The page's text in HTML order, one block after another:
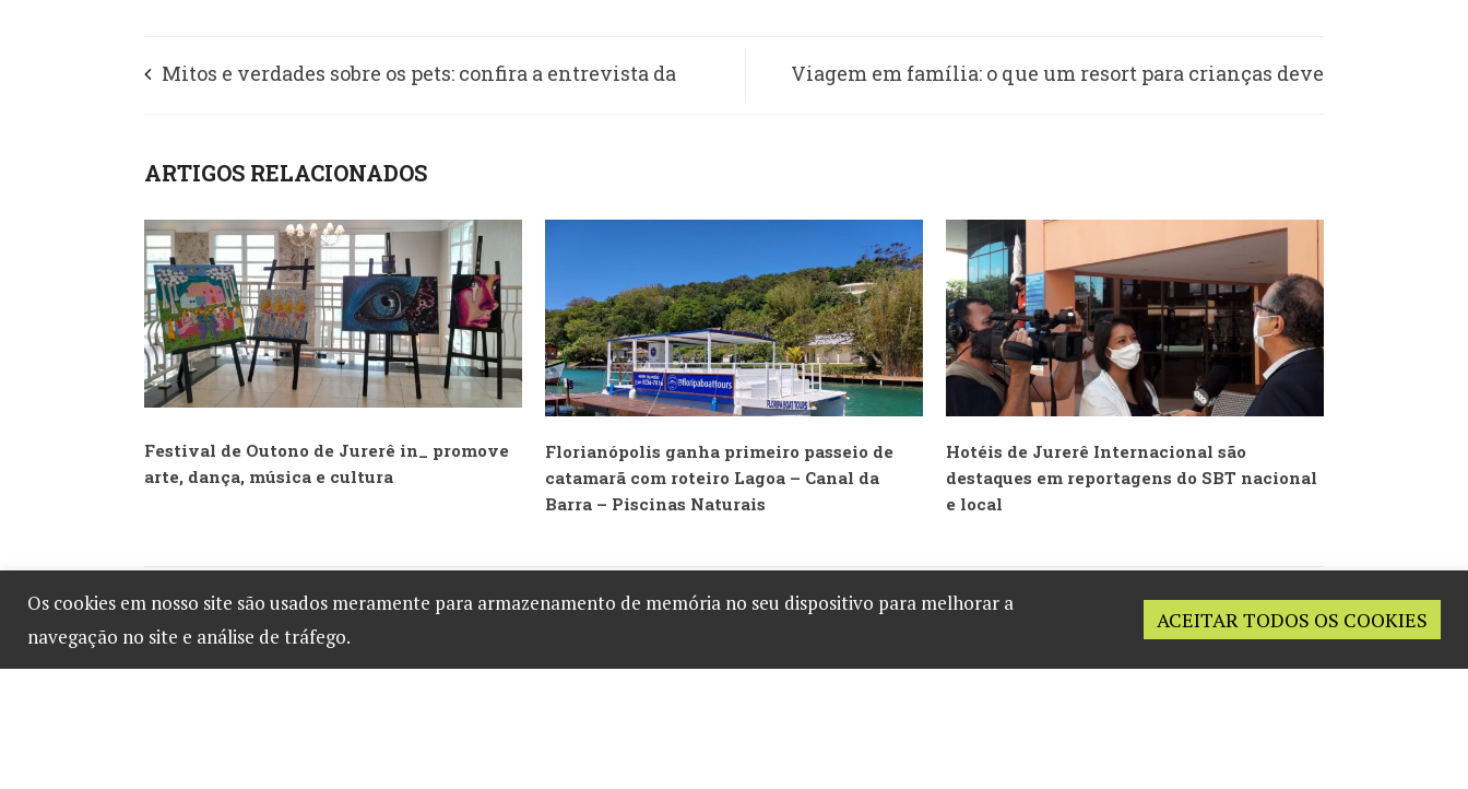
Mitos e verdades sobre os pets: confira a entrevista da Viagem em família: o que um resort para crianças deve
ARTIGOS RELACIONADOS
Festival de Outono de Jurerê in_ promove
arte, dança, música e cultura
Florianópolis ganha primeiro passeio de
catamarã com roteiro Lagoa – Canal da
Barra – Piscinas Naturais
Hotéis de Jurerê Internacional são
destaques em reportagens do SBT nacional
e local
DEIXE UM COMENTÁRIO
Os cookies em nosso site são usados meramente para armazenamento de memória no seu dispositivo para melhorar a
navegação no site e análise de tráfego.
ACEITAR TODOS OS COOKIES